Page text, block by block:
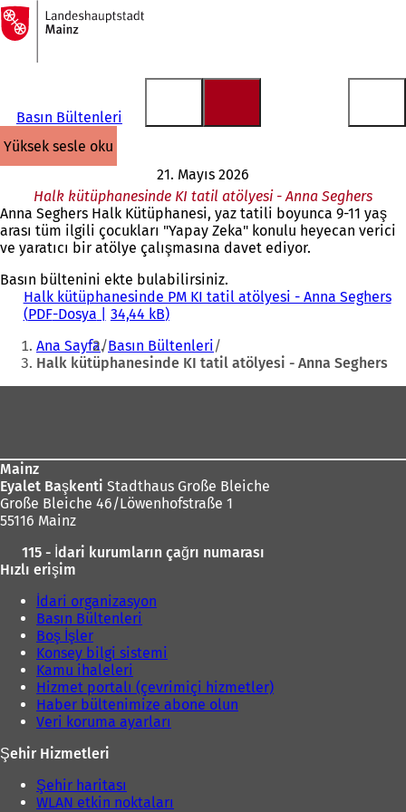
İçeriğe atla
Ana
sayfaya
Basın Bültenleri
yüksek sesle oku
21. Mayıs 2026
Halk kütüphanesinde KI tatil atölyesi - Anna Seghers
Anna Seghers Halk Kütüphanesi, yaz tatili boyunca 9-11 yaş
arası tüm ilgili çocukları "Yapay Zeka" konulu heyecan verici
ve yaratıcı bir atölye çalışmasına davet ediyor.
Basın bültenini ekte bulabilirsiniz.
Halk kütüphanesinde PM KI tatil atölyesi - Anna Seghers
PDF-Dosya 34,44 kB
Buradasınız:
Ana Sayfa Basın Bültenleri
Halk kütüphanesinde KI tatil atölyesi - Anna Seghers
Mainz
Eyalet Başkenti Stadthaus Große Bleiche
Große Bleiche 46/Löwenhofstraße 1
55116 Mainz
115 - İdari kurumların çağrı numarası
Hızlı erişim
İdari organizasyon
Basın Bültenleri
Boş İşler
Konsey bilgi sistemi
Kamu ihaleleri
Hizmet portalı (çevrimiçi hizmetler)
Haber bültenimize abone olun
Veri koruma ayarları
Şehir Hizmetleri
Şehir haritası
WLAN etkin noktaları